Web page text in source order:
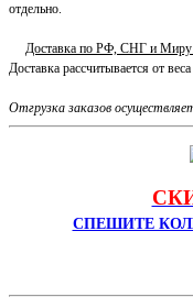
отдельно.
Доставка по РФ, СНГ и
Доставка рассчитывается от
Отгрузка заказов
СПЕШИТЕ